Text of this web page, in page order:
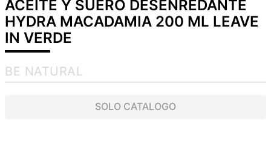
ACEITE Y SUERO DESENREDANTE
HYDRA MACADAMIA 200 ML LEAVE
IN VERDE
BE NATURAL
SOLO CATALOGO